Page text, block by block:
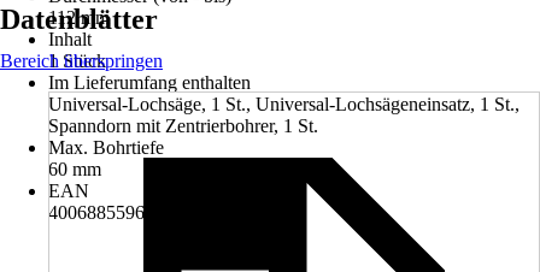
112 mm
Inhalt
1 Stück
Im Lieferumfang enthalten
Universal-Lochsäge, 1 St., Universal-Lochsägeneinsatz, 1 St.,
Spanndorn mit Zentrierbohrer, 1 St.
Max. Bohrtiefe
60 mm
EAN
4006885596009
Datenblätter
Bereich überspringen